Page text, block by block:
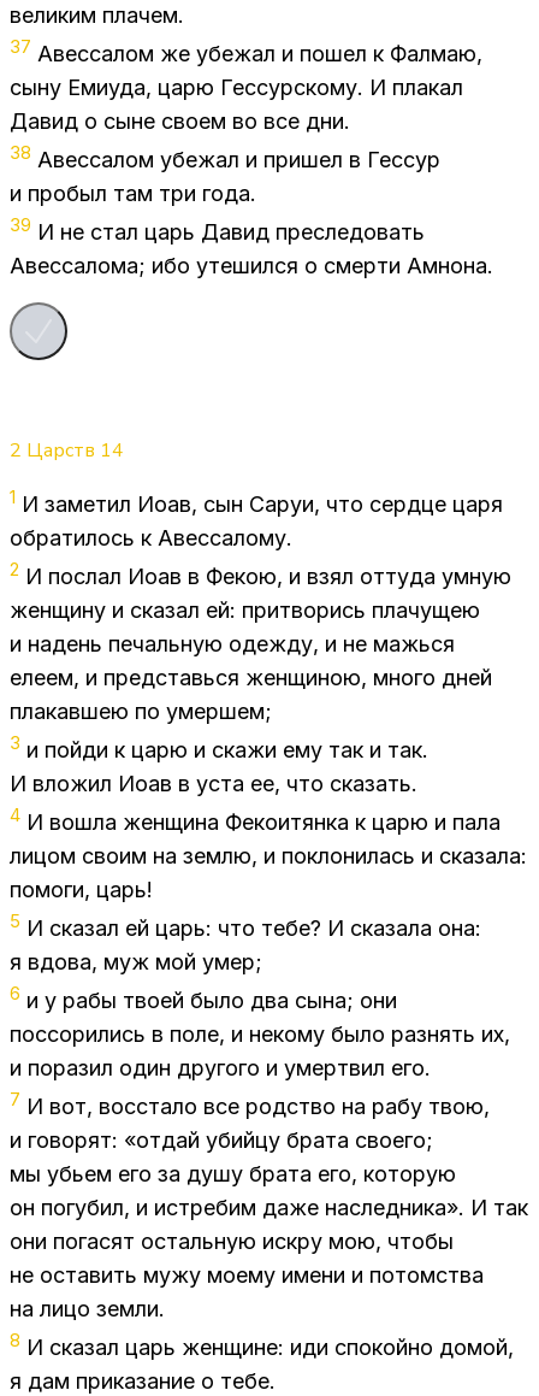
ве­ли­ким пла­чем.
37 Авес­са­лом же убе­жал и по­шел к Фал­маю,
сыну Еми­уда, царю Гес­сур­ско­му. И пла­кал
Да­вид о сыне сво­ем во все дни.
38 Авес­са­лом убе­жал и при­шел в Гес­сур
и про­был там три года.
39 И не стал царь Да­вид пре­сле­до­вать
Авес­са­ло­ма; ибо уте­шил­ся о смер­ти Ам­но­на.
2 Царств 14
1 И за­ме­тил Иоав, сын Са­руи, что серд­це царя
об­ра­ти­лось к Авес­са­ло­му.
2 И по­слал Иоав в Фе­кою, и взял от­ту­да ум­ную
жен­щи­ну и ска­зал ей: при­тво­рись пла­чу­щею
и на­день пе­чаль­ную одеж­ду, и не мажь­ся
еле­ем, и пред­ставь­ся жен­щи­ною, мно­го дней
пла­кав­шею по умер­шем;
3 и пой­ди к царю и ска­жи ему так и так.
И вло­жил Иоав в уста ее, что ска­зать.
4 И во­шла жен­щи­на Фе­ко­и­тян­ка к царю и пала
ли­цом сво­им на зем­лю, и по­кло­ни­лась и ска­за­ла:
по­мо­ги, царь!
5 И ска­зал ей царь: что тебе? И ска­за­ла она:
я вдо­ва, муж мой умер;
6 и у рабы тво­ей было два сына; они
по­ссо­ри­лись в поле, и неко­му было раз­нять их,
и по­ра­зил один дру­го­го и умерт­вил его.
7 И вот, вос­ста­ло все род­ство на рабу твою,
и го­во­рят: «от­дай убий­цу бра­та сво­е­го;
мы убьем его за душу бра­та его, ко­то­рую
он по­гу­бил, и ис­тре­бим даже на­след­ни­ка». И так
они по­га­сят осталь­ную ис­кру мою, что­бы
не оста­вить мужу мо­е­му име­ни и потом­ства
на лицо зем­ли.
8 И ска­зал царь жен­щине: иди спо­кой­но до­мой,
я дам при­ка­за­ние о тебе.